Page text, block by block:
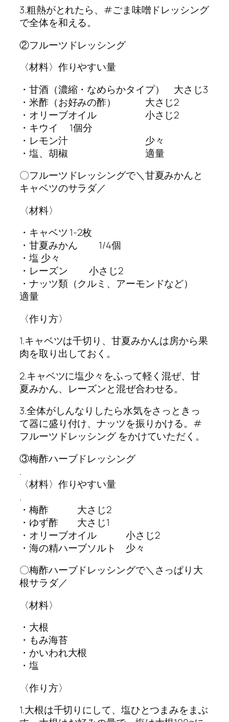
3.粗熱がとれたら、#ごま味噌ドレッシング
で全体を和える。
②フルーツドレッシング
〈材料〉作りやすい量
・甘酒（濃縮・なめらかタイプ） 大さじ3
・米酢（お好みの酢） 大さじ2
・オリーブオイル 小さじ2
・キウイ 1個分
・レモン汁 少々
・塩、胡椒 適量
〇フルーツドレッシングで＼甘夏みかんと
キャベツのサラダ／
〈材料〉
・キャベツ 1-2枚
・甘夏みかん 1/4個
・塩 少々
・レーズン 小さじ2
・ナッツ類（クルミ、アーモンドなど）
適量
〈作り方〉
1.キャベツは千切り、甘夏みかんは房から果
肉を取り出しておく。
2.キャベツに塩少々をふって軽く混ぜ、甘
夏みかん、レーズンと混ぜ合わせる。
3.全体がしんなりしたら水気をさっときっ
て器に盛り付け、ナッツを振りかける。#
フルーツドレッシング をかけていただく。
③梅酢ハーブドレッシング
.
〈材料〉作りやすい量
.
・梅酢 大さじ2
・ゆず酢 大さじ1
・オリーブオイル 小さじ2
・海の精ハーブソルト 少々
〇梅酢ハーブドレッシングで＼さっぱり大
根サラダ／
〈材料〉
・大根
・もみ海苔
・かいわれ大根
・塩
〈作り方〉
1.大根は千切りにして、塩ひとつまみをまぶ